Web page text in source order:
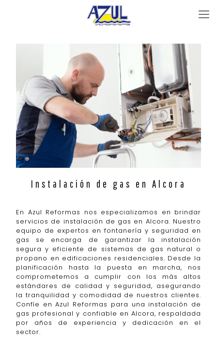
Instalación de gas en Alcora
En Azul Reformas nos especializamos en brindar
servicios de instalación de gas en Alcora. Nuestro
equipo de expertos en fontanería y seguridad en
gas se encarga de garantizar la instalación
segura y eficiente de sistemas de gas natural o
propano en edificaciones residenciales. Desde la
planificación hasta la puesta en marcha, nos
comprometemos a cumplir con los más altos
estándares de calidad y seguridad, asegurando
la tranquilidad y comodidad de nuestros clientes.
Confíe en Azul Reformas para una instalación de
gas profesional y confiable en Alcora, respaldada
por años de experiencia y dedicación en el
sector.